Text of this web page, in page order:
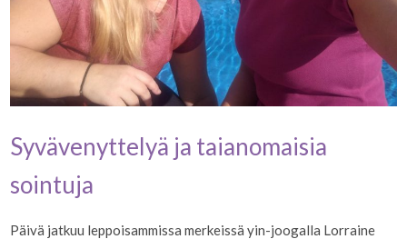
Syvävenyttelyä ja taianomaisia
sointuja
Päivä jatkuu leppoisammissa merkeissä yin-joogalla Lorraine